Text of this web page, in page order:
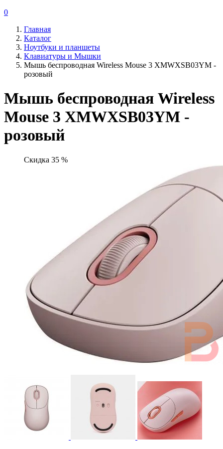
0
Главная
Каталог
Ноутбуки и планшеты
Клавиатуры и Мышки
Мышь беспроводная Wireless Mouse 3 XMWXSB03YM -
розовый
Мышь беспроводная Wireless
Mouse 3 XMWXSB03YM -
розовый
Скидка 35 %